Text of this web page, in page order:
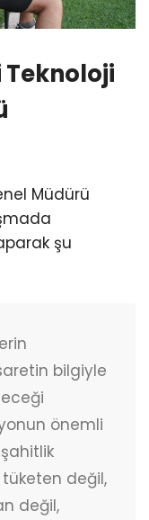
Teknoloji
Müdürü
şu
bilgiyle
önemli
tüketen değil,
değil,